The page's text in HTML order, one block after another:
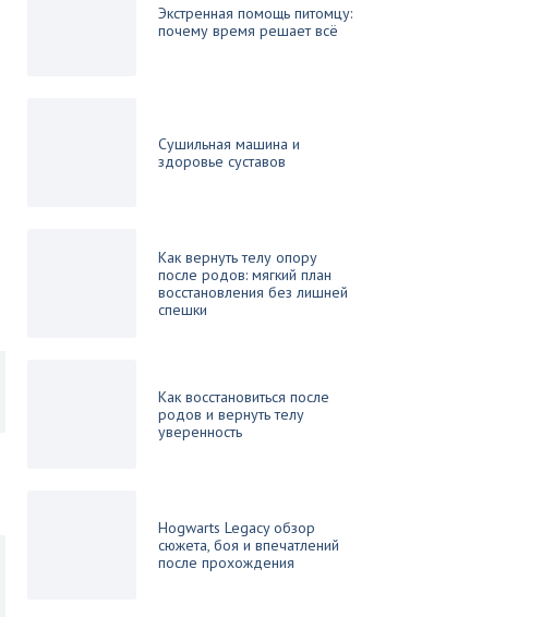
Экстренная помощь питомцу:
почему время решает всё
Сушильная машина и
здоровье суставов
Как вернуть телу опору
после родов: мягкий план
восстановления без лишней
спешки
Как восстановиться после
родов и вернуть телу
уверенность
Hogwarts Legacy обзор
сюжета, боя и впечатлений
после прохождения